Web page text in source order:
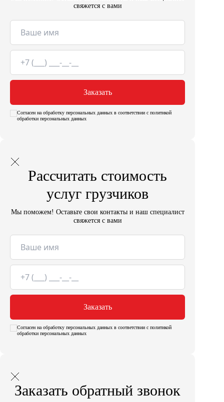
свяжется с вами
Заказать
Согласен на обработку персональных данных в соответствии с политикой
обработки персональных данных
Рассчитать стоимость
услуг грузчиков
Мы поможем! Оставьте свои контакты и наш специалист
свяжется с вами
Заказать
Согласен на обработку персональных данных в соответствии с политикой
обработки персональных данных
Заказать обратный звонок